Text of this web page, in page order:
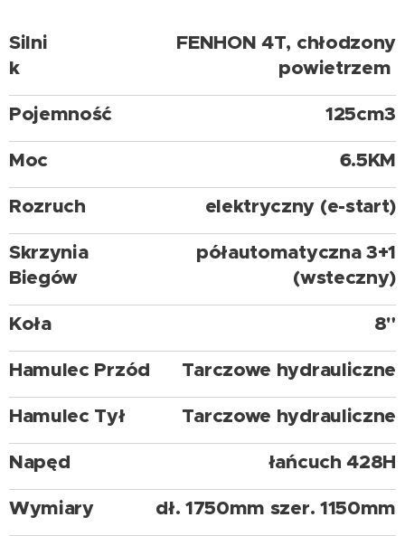
Silni
k
FENHON 4T, chłodzony
powietrzem
Pojemność
125cm3
Moc
6.5KM
Rozruch
elektryczny (e-start)
Skrzynia
Biegów
półautomatyczna 3+1
(wsteczny)
Koła
8"
Hamulec Przód
Tarczowe hydrauliczne
Hamulec Tył
Tarczowe hydrauliczne
Napęd
łańcuch 428H
Wymiary
dł. 1750mm szer. 1150mm